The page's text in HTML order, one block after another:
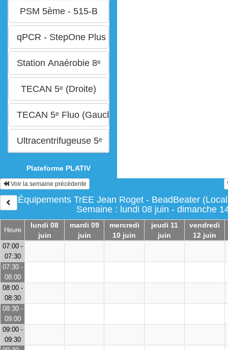
Plateforme PLATIV
Voir la semaine précédente
Équipements TrEE Jean Roget - BeadBeater
Semaine : lundi 08 juin - dimanche
Heure
lundi 08
juin
mardi 09
juin
mercredi
10 juin
jeudi 11
juin
vendredi
12 juin
07:00 -
07:30
07:30 -
08:00
08:00 -
08:30
08:30 -
09:00
09:00 -
09:30